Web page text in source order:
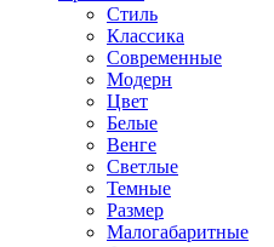
Стиль
Классика
Современные
Модерн
Цвет
Белые
Венге
Светлые
Темные
Размер
Малогабаритные